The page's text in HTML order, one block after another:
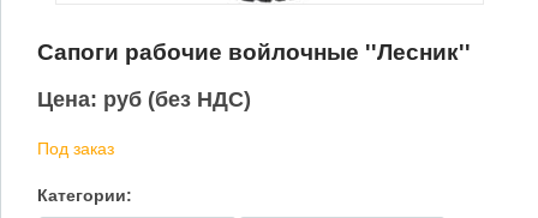
Сапоги рабочие войлочные ''Лесник''
Цена: руб (без НДС)
Под заказ
Категории: